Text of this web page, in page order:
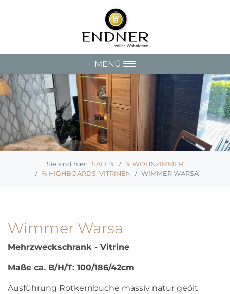
MENÜ
SALE%
% WOHNZIMMER
% HIGHBOARDS, VITRINEN
WIMMER WARSA
Wimmer Warsa
Mehrzweckschrank - Vitrine
Maße ca. B/H/T: 100/186/42cm
Ausführung Rotkernbuche massiv natur geölt